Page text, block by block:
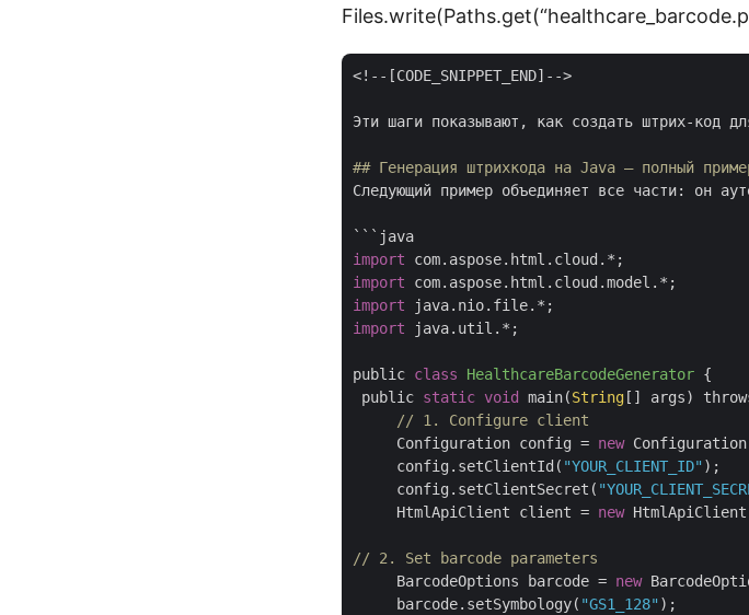
<!--[CODE_SNIPPET_END]-->
Эти шаги показывают, как создать штрих‑код
## Генерация штрихкода на Java — полный
Следующий пример объединяет все части: он
```
import
import
import
import java.util.*;
public class HealthcareBarcodeGenerator {
public static void main(String [] args)
// 1. Configure client
     Configuration config =
new
     config.setClientId(
"YOUR_CLIENT_ID" );
     config.setClientSecret(
     HtmlApiClient client =
new
// 2. Set barcode parameters
     BarcodeOptions barcode =
new
     barcode.setSymbology(
"GS1_128" );